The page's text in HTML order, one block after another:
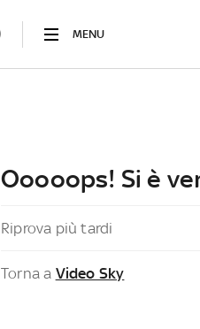
MENU
Ooooops! Si è
Riprova più tardi
Torna a Video Sky